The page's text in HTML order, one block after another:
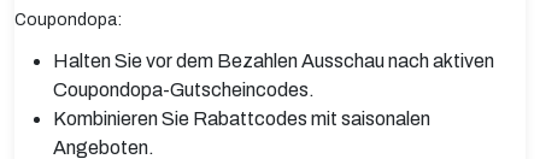
Coupondopa:
Halten Sie vor dem Bezahlen Ausschau nach aktiven
Coupondopa-Gutscheincodes.
Kombinieren Sie Rabattcodes mit saisonalen
Angeboten.